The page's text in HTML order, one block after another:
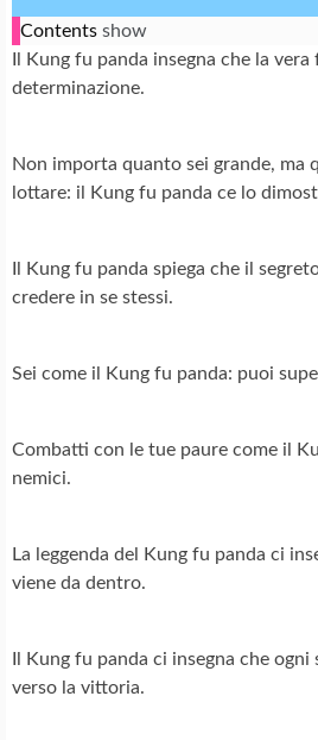
Contents show
Il Kung fu panda insegna che la
determinazione.
Non importa quanto sei grande, ma
lottare: il Kung fu panda ce lo
Il Kung fu panda spiega che il
credere in se stessi.
Sei come il Kung fu panda: puoi
Combatti con le tue paure come il
nemici.
La leggenda del Kung fu panda ci
viene da dentro.
Il Kung fu panda ci insegna che
verso la vittoria.